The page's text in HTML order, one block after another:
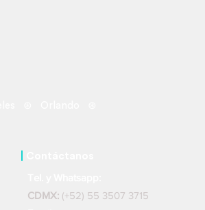
CDMX: (+52) 55 3507 3715